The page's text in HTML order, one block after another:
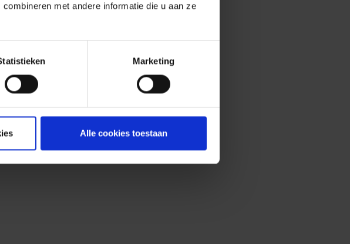
met andere informatie die u aan ze
Marketing
Alle cookies toestaan